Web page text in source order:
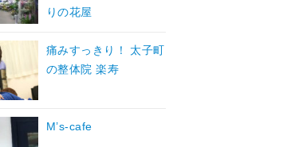
りの花屋
痛みすっきり！ 太子町
の整体院 楽寿
M’s-cafe